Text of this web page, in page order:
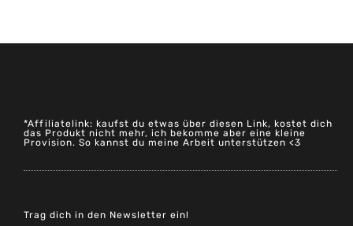
*Affiliatelink: kaufst du etwas über diesen Link, kostet dich
das Produkt nicht mehr, ich bekomme aber eine kleine
Provision. So kannst du meine Arbeit unterstützen <3
Trag dich in den Newsletter ein!